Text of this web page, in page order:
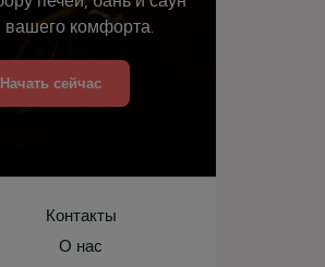
вашего комфорта.
Начать сейчас
Контакты
О нас